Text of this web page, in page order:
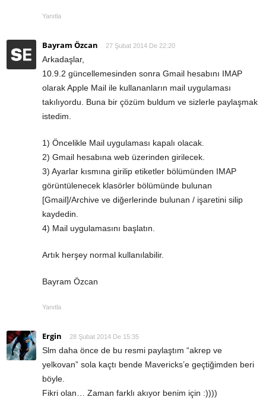
Yanıtla
Bayram Özcan 27 Şubat 2014 De 22:20
Arkadaşlar,
10.9.2 güncellemesinden sonra Gmail hesabını IMAP
olarak Apple Mail ile kullananların mail uygulaması
takılıyordu. Buna bir çözüm buldum ve sizlerle paylaşmak
istedim.
1) Öncelikle Mail uygulaması kapalı olacak.
2) Gmail hesabına web üzerinden girilecek.
3) Ayarlar kısmına girilip etiketler bölümünden IMAP
görüntülenecek klasörler bölümünde bulunan
[Gmail]/Archive ve diğerlerinde bulunan / işaretini silip
kaydedin.
4) Mail uygulamasını başlatın.
Artık herşey normal kullanılabilir.
Bayram Özcan
Yanıtla
Ergin 28 Şubat 2014 De 15:35
Slm daha önce de bu resmi paylaştım “akrep ve
yelkovan” sola kaçtı bende Mavericks’e geçtiğimden beri
böyle.
Fikri olan… Zaman farklı akıyor benim için :))))